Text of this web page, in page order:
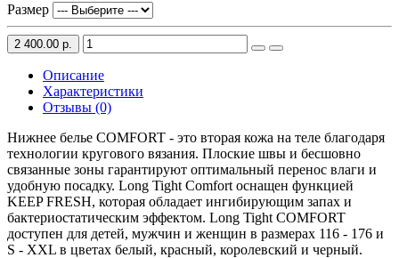
Размер
2 400.00 р.
Описание
Характеристики
Отзывы (0)
Нижнее белье COMFORT - это вторая кожа на теле благодаря
технологии кругового вязания. Плоские швы и бесшовно
связанные зоны гарантируют оптимальный перенос влаги и
удобную посадку. Long Tight Comfort оснащен функцией
KEEP FRESH, которая обладает ингибирующим запах и
бактериостатическим эффектом. Long Tight COMFORT
доступен для детей, мужчин и женщин в размерах 116 - 176 и
S - XXL в цветах белый, красный, королевский и черный.